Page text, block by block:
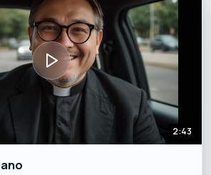
2:43